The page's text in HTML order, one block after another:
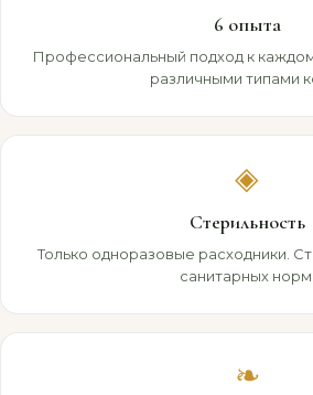
6 опыта
Профессиональный подход к
различными типами
◈
Стерильность
Только одноразовые расходники.
санитарных норм.
❧